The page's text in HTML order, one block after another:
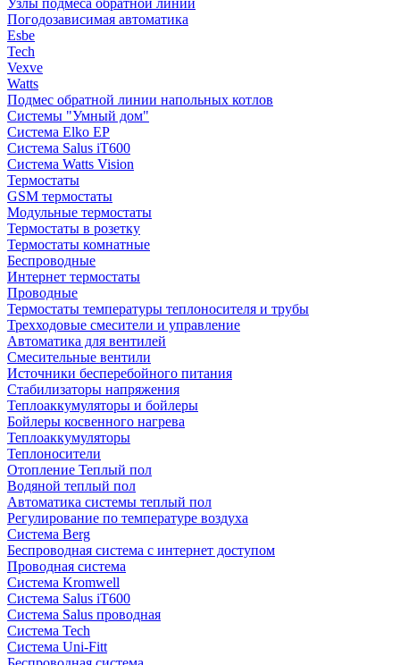
Погодозависимая автоматика
Esbe
Tech
Vexve
Watts
Подмес обратной линии напольных котлов
Системы "Умный дом"
Система Elko EP
Система Salus iT600
Система Watts Vision
Термостаты
GSM термостаты
Модульные термостаты
Термостаты в розетку
Термостаты комнатные
Беспроводные
Интернет термостаты
Проводные
Термостаты температуры теплоносителя и трубы
Трехходовые смесители и управление
Автоматика для вентилей
Смесительные вентили
Источники бесперебойного питания
Стабилизаторы напряжения
Теплоаккумуляторы и бойлеры
Бойлеры косвенного нагрева
Теплоаккумуляторы
Теплоносители
Отопление Теплый пол
Водяной теплый пол
Автоматика системы теплый пол
Регулирование по температуре воздуха
Система Berg
Беспроводная система с интернет доступом
Проводная система
Система Kromwell
Система Salus iT600
Система Salus проводная
Система Tech
Система Uni-Fitt